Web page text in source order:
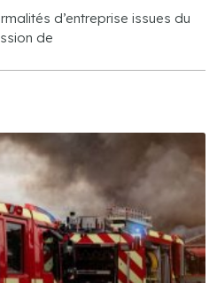
d’entreprise issues du
de